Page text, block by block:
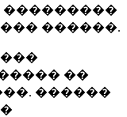
���������
������.
��
������